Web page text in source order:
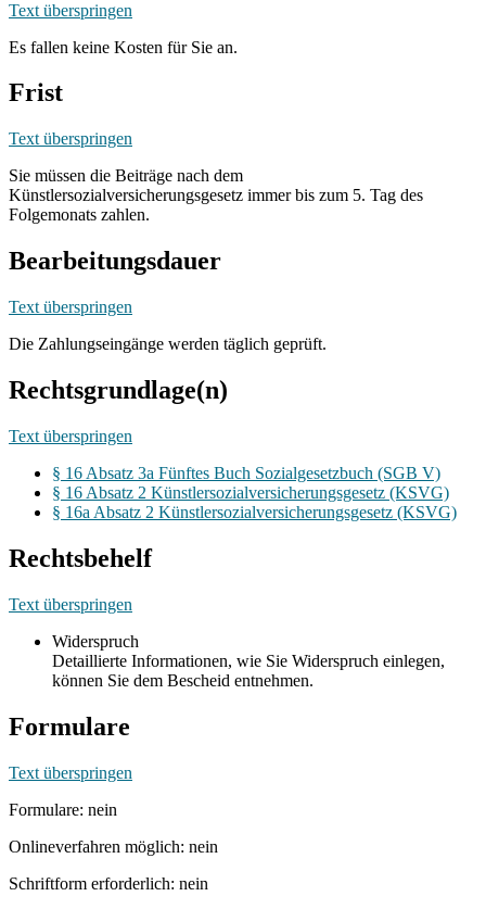
Text überspringen
Es fallen keine Kosten für Sie an.
Frist
Text überspringen
Sie müssen die Beiträge nach dem
Künstlersozialversicherungsgesetz immer bis zum 5. Tag des
Folgemonats zahlen.
Bearbeitungsdauer
Text überspringen
Die Zahlungseingänge werden täglich geprüft.
Rechtsgrundlage(n)
Text überspringen
§ 16 Absatz 3a Fünftes Buch Sozialgesetzbuch (SGB V)
§ 16 Absatz 2 Künstlersozialversicherungsgesetz (KSVG)
§ 16a Absatz 2 Künstlersozialversicherungsgesetz (KSVG)
Rechtsbehelf
Text überspringen
Widerspruch
Detaillierte Informationen, wie Sie Widerspruch einlegen,
können Sie dem Bescheid entnehmen.
Formulare
Text überspringen
Formulare: nein
Onlineverfahren möglich: nein
Schriftform erforderlich: nein